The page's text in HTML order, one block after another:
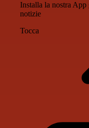
Installa la nostra App
notizie
Tocca